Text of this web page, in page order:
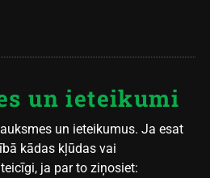
un ieteikumi
un ieteikumus. Ja esat
kādas kļūdas vai
ja par to ziņosiet: